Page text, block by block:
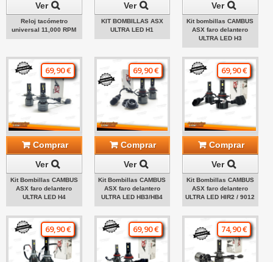
Ver
Reloj tacómetro
universal 11,000 RPM
Ver
KIT BOMBILLAS ASX
ULTRA LED H1
Ver
Kit bombillas CAMBUS
ASX faro delantero
ULTRA LED H3
69,90 €
Comprar
Ver
Kit Bombillas CAMBUS
ASX faro delantero
ULTRA LED H4
69,90 €
Comprar
Ver
Kit Bombillas CAMBUS
ASX faro delantero
ULTRA LED HB3/HB4
69,90 €
Comprar
Ver
Kit Bombillas CAMBUS
ASX faro delantero
ULTRA LED HIR2 / 9012
69,90 € 69,90 € 74,90 €